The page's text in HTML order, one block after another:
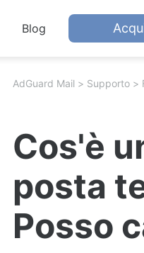
Blog
AdGuard Mail Supporto
Cos'è
posta
Posso